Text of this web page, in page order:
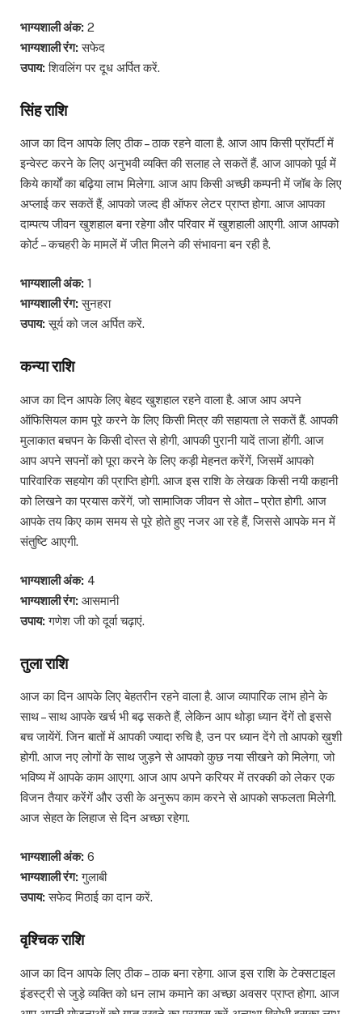
भाग्यशाली अंक: 2
भाग्यशाली रंग:सफेद
उपाय:शिवलिंग पर दूध अर्पित करें.
सिंह राशि
आज का दिन आपके लिए ठीक – ठाक रहने वाला है. आज आप किसी प्रॉपर्टी में
इन्वेस्ट करने के लिए अनुभवी व्यक्ति की सलाह ले सकतें हैं. आज आपको पूर्व में
किये कार्यों का बढ़िया लाभ मिलेगा. आज आप किसी अच्छी कम्पनी में जॉब के लिए
अप्लाई कर सकतें हैं, आपको जल्द ही ऑफर लेटर प्राप्त होगा. आज आपका
दाम्पत्य जीवन खुशहाल बना रहेगा और परिवार में खुशहाली आएगी. आज आपको
कोर्ट – कचहरी के मामलें में जीत मिलने की संभावना बन रही है.
भाग्यशाली अंक: 1
भाग्यशाली रंग:सुनहरा
उपाय:सूर्य को जल अर्पित करें.
कन्या राशि
आज का दिन आपके लिए बेहद खुशहाल रहने वाला है. आज आप अपने
ऑफिसियल काम पूरे करने के लिए किसी मित्र की सहायता ले सकतें हैं. आपकी
मुलाकात बचपन के किसी दोस्त से होगी, आपकी पुरानी यादें ताजा होंगी. आज
आप अपने सपनों को पूरा करने के लिए कड़ी मेहनत करेंगें, जिसमें आपको
पारिवारिक सहयोग की प्राप्ति होगी. आज इस राशि के लेखक किसी नयी कहानी
को लिखने का प्रयास करेंगें, जो सामाजिक जीवन से ओत – प्रोत होगी. आज
आपके तय किए काम समय से पूरे होते हुए नजर आ रहे हैं, जिससे आपके मन में
संतुष्टि आएगी.
भाग्यशाली अंक: 4
भाग्यशाली रंग: आसमानी
उपाय:गणेश जी को दूर्वा चढ़ाएं.
तुला राशि
आज का दिन आपके लिए बेहतरीन रहने वाला है. आज व्यापारिक लाभ होने के
साथ – साथ आपके खर्च भी बढ़ सकते हैं, लेकिन आप थोड़ा ध्यान देंगें तो इससे
बच जायेंगें. जिन बातों में आपकी ज्यादा रुचि है, उन पर ध्यान देंगे तो आपको ख़ुशी
होगी. आज नए लोगों के साथ जुड़ने से आपको कुछ नया सीखने को मिलेगा, जो
भविष्य में आपके काम आएगा. आज आप अपने करियर में तरक्की को लेकर एक
विजन तैयार करेंगें और उसी के अनुरूप काम करने से आपको सफलता मिलेगी.
आज सेहत के लिहाज से दिन अच्छा रहेगा.
भाग्यशाली अंक: 6
भाग्यशाली रंग:गुलाबी
उपाय:सफेद मिठाई का दान करें.
वृश्चिक राशि
आज का दिन आपके लिए ठीक – ठाक बना रहेगा. आज इस राशि के टेक्सटाइल
इंडस्ट्री से जुड़े व्यक्ति को धन लाभ कमाने का अच्छा अवसर प्राप्त होगा. आज